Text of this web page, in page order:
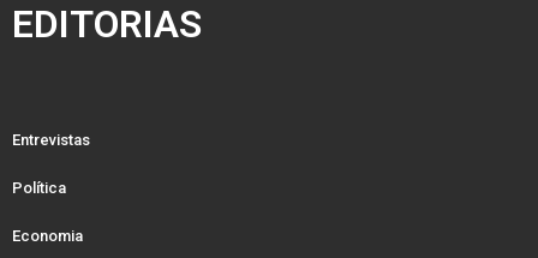
EDITORIAS
Entrevistas
Política
Economia